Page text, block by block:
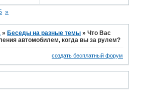
»
» Беседы на разные темы »Что Вас
автомобилем, когда вы за рулем?
создать бесплатный форум